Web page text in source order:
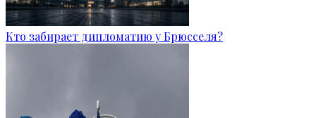
Кто забирает дипломатию у Брюсселя?